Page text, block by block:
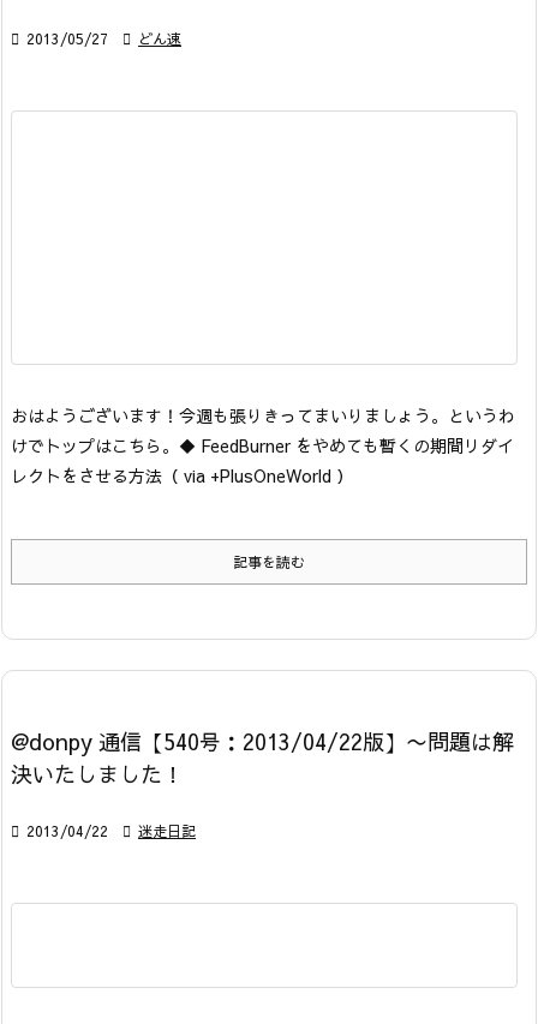
 2013/05/27  どん速
おはようございます！今週も張りきってまいりましょう。 というわ
けでトップはこちら。 ◆ FeedBurner をやめても暫くの期間リダイ
レクトをさせる方法 （ via +PlusOneWorld ）
記事を読む
@donpy 通信【540号：2013/04/22版】〜問題は解
決いたしました！
 2013/04/22  迷走日記